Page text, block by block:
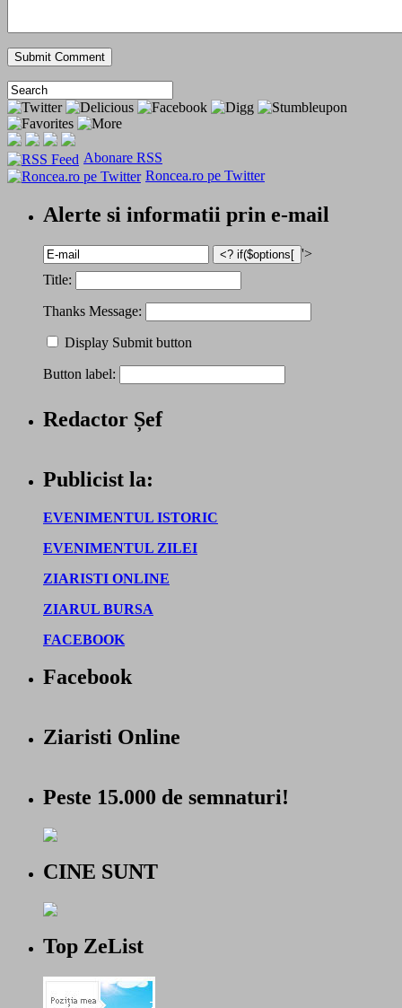
Abonare RSS
Roncea.ro pe Twitter
Alerte si informatii prin e-mail
'>
Title:
Thanks Message:
Display Submit button
Button label:
Redactor Șef
Publicist la:
EVENIMENTUL ISTORIC
EVENIMENTUL ZILEI
ZIARISTI ONLINE
ZIARUL BURSA
FACEBOOK
Facebook
Ziaristi Online
Peste 15.000 de semnaturi!
CINE SUNT
Top ZeList